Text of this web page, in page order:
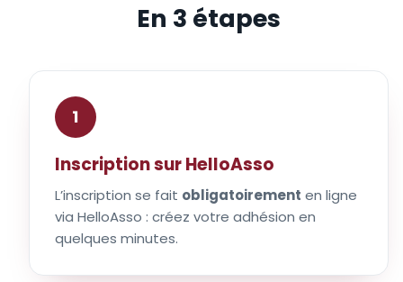
En 3 étapes
1
Inscription sur HelloAsso
L’inscription se fait obligatoirement en ligne
via HelloAsso : créez votre adhésion en
quelques minutes.